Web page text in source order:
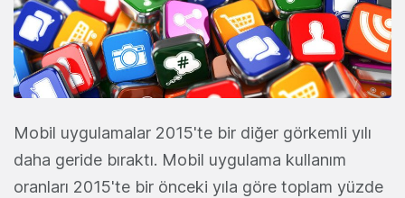
Mobil uygulamalar 2015'te bir diğer görkemli yılı
daha geride bıraktı. Mobil uygulama kullanım
oranları 2015'te bir önceki yıla göre toplam yüzde